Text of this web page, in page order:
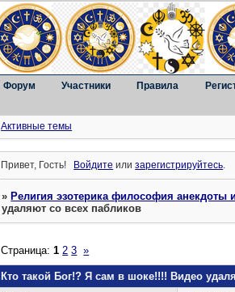
Форум Участники Правила
Активные темы
Привет, Гость! Войдите илизарегистрируйтесь.
»Религия эзотерика философия
удаляют со всех пабликов
Кто такой Бог!? Я сам в шоке!!!! Видео
Страница:1 2 3 »